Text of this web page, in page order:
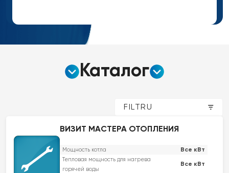
Каталог
FILTRU
ВИЗИТ МАСТЕРА ОТОПЛЕНИЯ
Мощность котла Все кВт
Тепловая мощность для нагрева
горячей воды
Все кВт